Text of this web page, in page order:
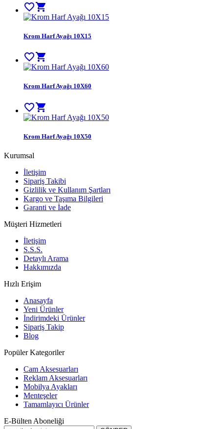
favorite_bordershopping_cart
Krom Harf Ayağı 10X15
favorite_bordershopping_cart
Krom Harf Ayağı 10X60
favorite_bordershopping_cart
Krom Harf Ayağı 10X50
Kurumsal
İletişim
Sipariş Takibi
Gizlilik ve Kullanım Şartları
Kargo ve Taşıma Bilgileri
Garanti ve İade
Müşteri Hizmetleri
İletişim
S.S.S.
Detaylı Arama
Hakkımızda
Hızlı Erişim
Anasayfa
Yeni Ürünler
İndirimdeki Ürünler
Sipariş Takip
Blog
Popüler Kategoriler
Cam Aksesuarları
Reklam Aksesuarları
Mobilya Ayakları
Menteşeler
Tamamlayıcı Ürünler
E-Bülten Aboneliği